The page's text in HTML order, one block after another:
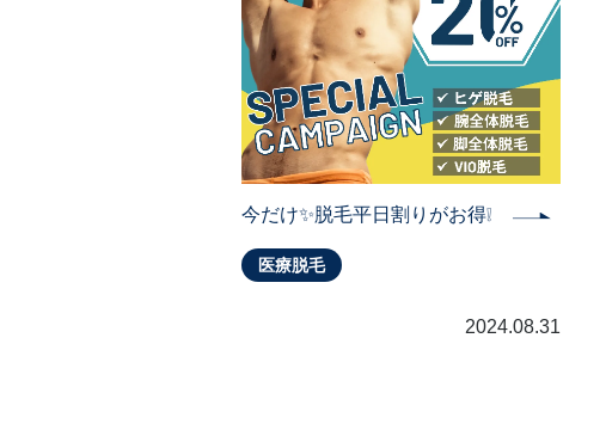
今だけ✨脱毛平日割りがお得❕
医療脱毛
2024.08.31